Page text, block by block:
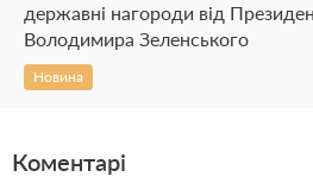
державні нагороди від
Володимира Зеленського
Новина
Коментарі